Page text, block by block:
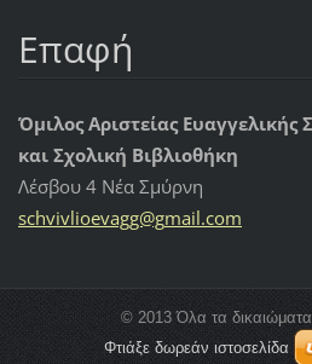
Επαφή
Όμιλος Αριστείας
και Σχολική Βιβλιοθήκη
Λέσβου 4 Νέα Σμύρνη
schvivlioevagg@gmail.com
© 2013 Όλα τα
Φτιάξε δωρεάν ιστοσελίδα